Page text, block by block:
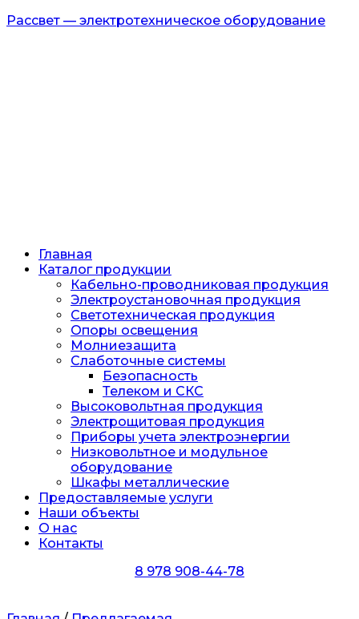
Рассвет — электротехническое оборудование
Главная
Каталог продукции
Кабельно-проводниковая продукция
Электроустановочная продукция
Светотехническая продукция
Опоры освещения
Молниезащита
Слаботочные системы
Безопасность
Телеком и СКС
Высоковольтная продукция
Электрощитовая продукция
Приборы учета электроэнергии
Низковольтное и модульное
оборудование
Шкафы металлические
Предоставляемые услуги
Наши объекты
О нас
Контакты
8 978 908-44-78